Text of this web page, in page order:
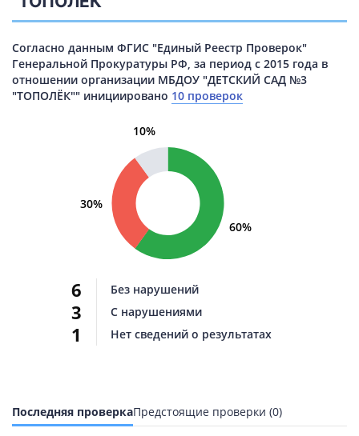
Согласно данным ФГИС "Единый Реестр Проверок"
Генеральной Прокуратуры РФ, за период с 2015 года в
отношении организации МБДОУ "ДЕТСКИЙ САД №3
"ТОПОЛЁК"" инициировано 10 проверок
60%
30%
10%
6
3
1
Без нарушений
С нарушениями
Нет сведений о результатах
Последняя проверкаПредстоящие проверки (0)